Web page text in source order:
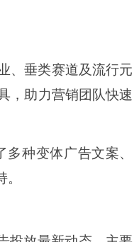
、垂类赛道及流行元
，助力营销团队快速
种变体广告文案、